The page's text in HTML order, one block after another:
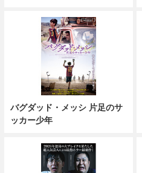
バグダッド・メッシ 片足のサ
ッカー少年